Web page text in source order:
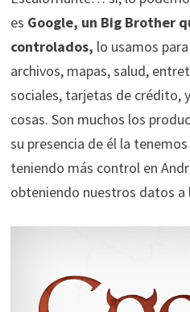
es Google, un Big Brother
controlados, lo usamos
archivos, mapas, salud,
sociales, tarjetas de crédito,
cosas. Son muchos los
su presencia de él la
teniendo más control en
obteniendo nuestros datos a